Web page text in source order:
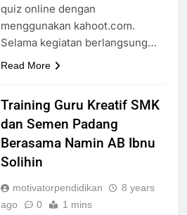
quiz online dengan
menggunakan kahoot.com.
Selama kegiatan berlangsung…
Read More
Training Guru Kreatif SMK
dan Semen Padang
Berasama Namin AB Ibnu
Solihin
motivatorpendidikan
8 years
ago
0 1 mins